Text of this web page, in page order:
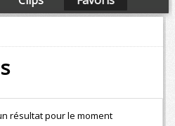
résultat pour le moment